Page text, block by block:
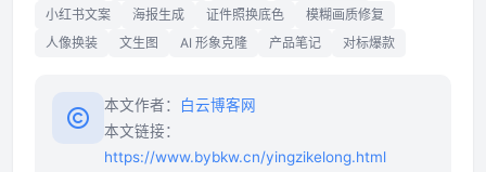
小红书文案
海报生成 证件照换底色
模糊画质修复
人像换装
文生图 AI 形象克隆 产品笔记 对标爆款
本文作者：
白云博客网
本文链接：
https://www.bybkw.cn/yingzikelong.html